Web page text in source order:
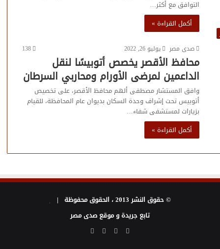
التوافق مع أكثر…
أكمل القراءة »
صدى مصر
يوليو 26, 2022 138
محافظ الأقصر يخصص أتوبيسًا لنقل
الداعمين لمرضى الأورام ومحاربي السرطان
وافق المستشار مصطفى ألهم محافظ الأقصر، على تخصيص
أتوبيس تحت إشراف وحدة السكان بديوان عام المحافظة، للقيام
بزيارات لمستشفى شفاء…
أكمل القراءة »
© حقوق النشر 2013 ، الحقوق محفوظة |
تابع جريدة و موقع صدى مصر
فيسبوك
تويتر يوتيوب